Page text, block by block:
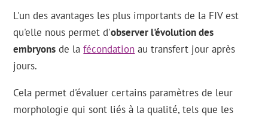
L'un des avantages les plus importants de la FIV est
qu'elle nous permet d'observer l'évolution des
embryons de lafécondation au transfert jour après
jours.
Cela permet d'évaluer certains paramètres de leur
morphologie qui sont liés à la qualité, tels que les